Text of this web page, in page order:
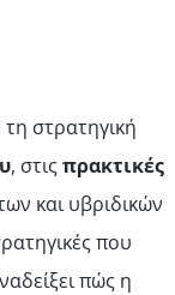
στρατηγική
, στιςπρακτικές
και υβριδικών
που
πώς η